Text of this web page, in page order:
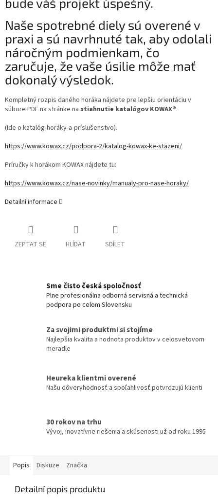
Naše spotrebné diely sú overené v
praxi a sú navrhnuté tak, aby odolali
náročným podmienkam, čo
zaručuje, že vaše úsilie môže mať
dokonalý výsledok.
Kompletný rozpis daného horáka nájdete pre lepšiu orientáciu v
súbore PDF na stránke na stiahnutie katalógov KOWAX®.
(Ide o katalóg-horáky-a-príslušenstvo).
https://www.kowax.cz/podpora-2/katalog-kowax-ke-stazeni/
Príručky k horákom KOWAX nájdete tu:
https://www.kowax.cz/nase-novinky/manualy-pro-nase-horaky/
Detailní informace
ZEPTAT SE HLÍDAT SDÍLET
Sme čisto česká spoločnosť
Plne profesionálna odborná servisná a technická
podpora po celom Slovensku
Za svojimi produktmi si stojíme
Najlepšia kvalita a hodnota produktov v celosvetovom
meradle
Heureka klientmi overené
Našu dôveryhodnosť a spoľahlivosť potvrdzujú klienti
30 rokov na trhu
Vývoj, inovatívne riešenia a skúsenosti už od roku 1995
Popis Diskuze Značka
Detailní popis produktu